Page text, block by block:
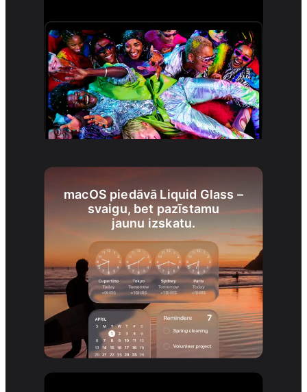
macOS piedāvā Liquid Glass –
svaigu, bet pazīstamu
jaunu izskatu.